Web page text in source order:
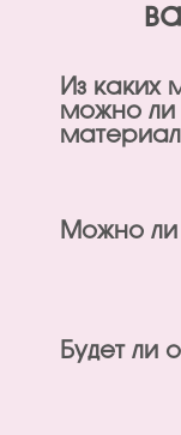
Из каких
можно ли
Можно ли
Будет ли